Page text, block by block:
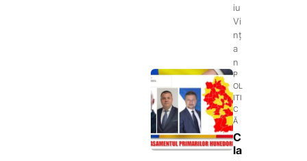
iu
Vi
nț
a
n
P
OL
ITI
C
Ă
C
la